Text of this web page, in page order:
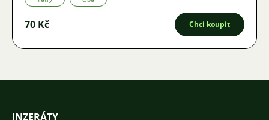
70 Kč Chci koupit
INZERÁTY